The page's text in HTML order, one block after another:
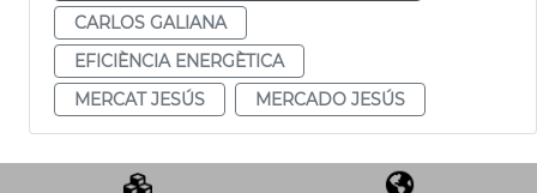
CARLOS GALIANA
EFICIÈNCIA ENERGÈTICA
MERCAT JESÚS
MERCADO JESÚS